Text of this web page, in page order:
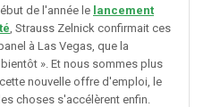
de l'année le lancement
, Strauss Zelnick confirmait ces
à Las Vegas, que la
». Et nous sommes plus
nouvelle offre d'emploi, le
choses s'accélèrent enfin.